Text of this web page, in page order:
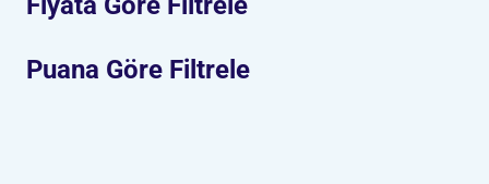
Puana Göre Filtrele